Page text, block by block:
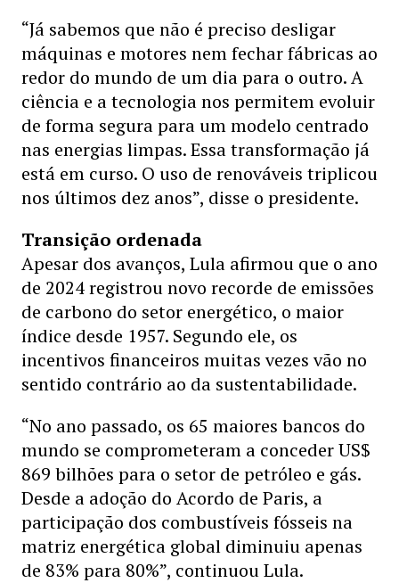
“Já sabemos que não é preciso desligar
máquinas e motores nem fechar fábricas ao
redor do mundo de um dia para o outro. A
ciência e a tecnologia nos permitem evoluir
de forma segura para um modelo centrado
nas energias limpas. Essa transformação já
está em curso. O uso de renováveis triplicou
nos últimos dez anos”, disse o presidente.
Transição ordenada
Apesar dos avanços, Lula afirmou que o ano
de 2024 registrou novo recorde de emissões
de carbono do setor energético, o maior
índice desde 1957. Segundo ele, os
incentivos financeiros muitas vezes vão no
sentido contrário ao da sustentabilidade.
“No ano passado, os 65 maiores bancos do
mundo se comprometeram a conceder US$
869 bilhões para o setor de petróleo e gás.
Desde a adoção do Acordo de Paris, a
participação dos combustíveis fósseis na
matriz energética global diminuiu apenas
de 83% para 80%”, continuou Lula.